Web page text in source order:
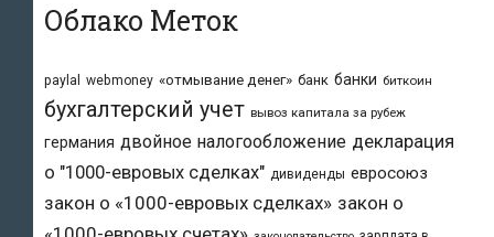
Облако Меток
paylal webmoney «отмывание денег» банк банки биткоин
бухгалтерский учет вывоз капитала за рубеж
германия двойное налогообложение декларация
о "1000-евровых сделках" дивиденды евросоюз
закон о «1000-евровых сделках» закон о